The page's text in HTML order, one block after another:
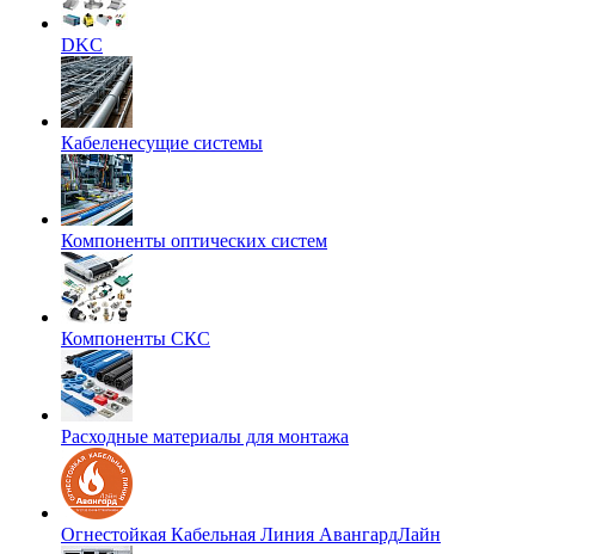
DKC
Кабеленесущие системы
Компоненты оптических систем
Компоненты СКС
Расходные материалы для монтажа
Огнестойкая Кабельная Линия АвангардЛайн